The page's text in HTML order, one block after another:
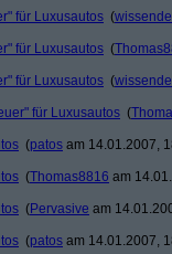
für Luxusautos (
für Luxusautos (
für Luxusautos (
für Luxusautos (
(patos am 14.01.2007,
(Thomas8816 am
(Pervasive am
(patos am 14.01.2007,